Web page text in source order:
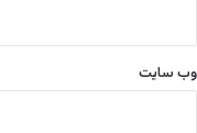
ر
م
وب‌ سایت